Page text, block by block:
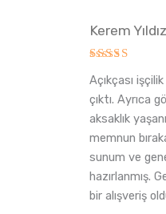
üzerinden
oy aldı
Kerem Yıldız
Açıkçası
çıktı. Ayrıca
aksaklık
memnun
sunum ve
hazırlanmış.
bir alışveriş